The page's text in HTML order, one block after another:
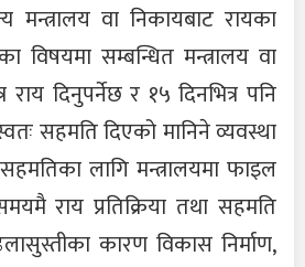
वा निकायबाट रायका
सम्बन्धित मन्त्रालय वा
राय दिनुपर्नेछ र १५ दिनभित्र पनि
सहमति दिएको मानिने व्यवस्था
लागि मन्त्रालयमा फाइल
राय प्रतिक्रिया तथा सहमति
कारण विकास निर्माण,